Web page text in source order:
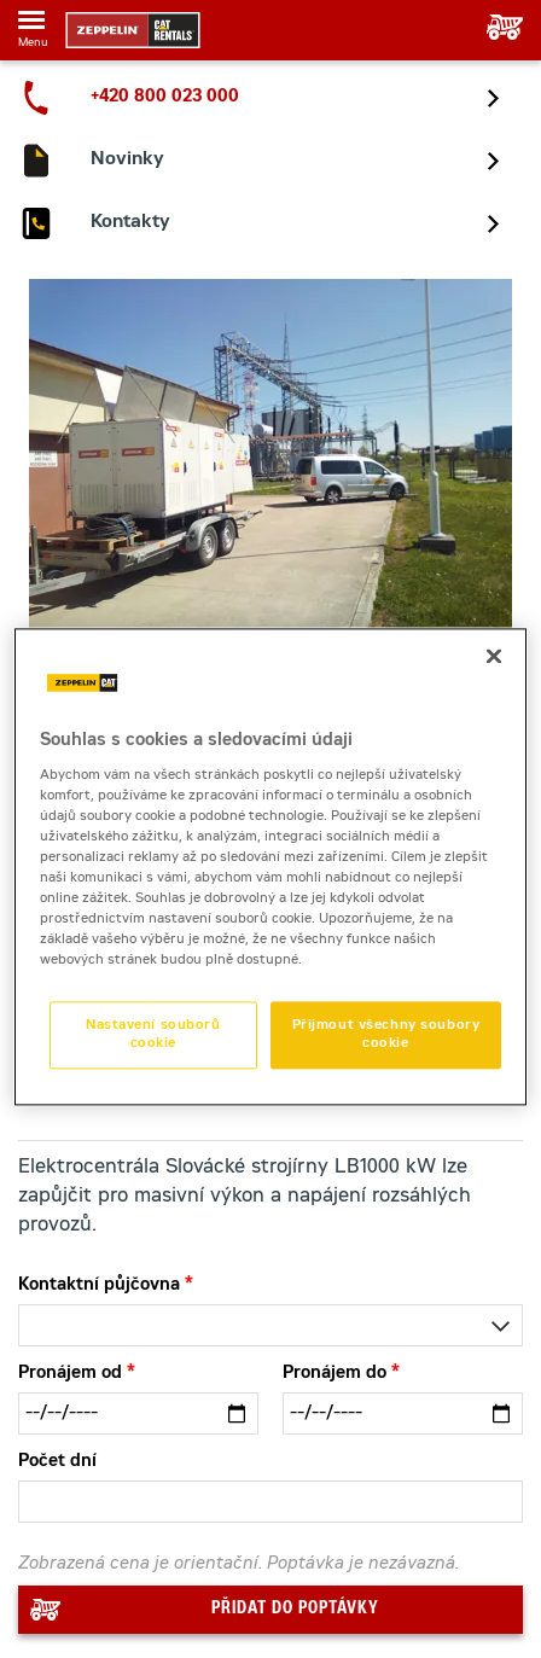
Menu
+420 800 023 000
Novinky
Kontakty
Cena za pronájem
na dotaz s DPH
23 a více dnů
na dotaz bez DPH
na dotaz s DPH
Kauce
20 000 Kč
odporová zátěž 1000 kW
Slovácké strojírny LB1000 kW
Elektrocentrála Slovácké strojírny LB1000 kW lze
zapůjčit pro masivní výkon a napájení rozsáhlých
provozů.
Kontaktní půjčovna
Pronájem od Pronájem do
Počet dní
Zobrazená cena je orientační. Poptávka je nezávazná.
PŘIDAT DO POPTÁVKY
Souhlas s cookies a sledovacími údaji
Abychom vám na všech stránkách poskytli co nejlepší uživatelský
komfort, používáme ke zpracování informací o terminálu a osobních
údajů soubory cookie a podobné technologie. Používají se ke zlepšení
uživatelského zážitku, k analýzám, integraci sociálních médií a
personalizaci reklamy až po sledování mezi zařízeními. Cílem je zlepšit
naši komunikaci s vámi, abychom vám mohli nabídnout co nejlepší
online zážitek. Souhlas je dobrovolný a lze jej kdykoli odvolat
prostřednictvím nastavení souborů cookie. Upozorňujeme, že na
základě vašeho výběru je možné, že ne všechny funkce našich
webových stránek budou plně dostupné.
Přijmout všechny soubory
cookie
Nastavení souborů
cookie